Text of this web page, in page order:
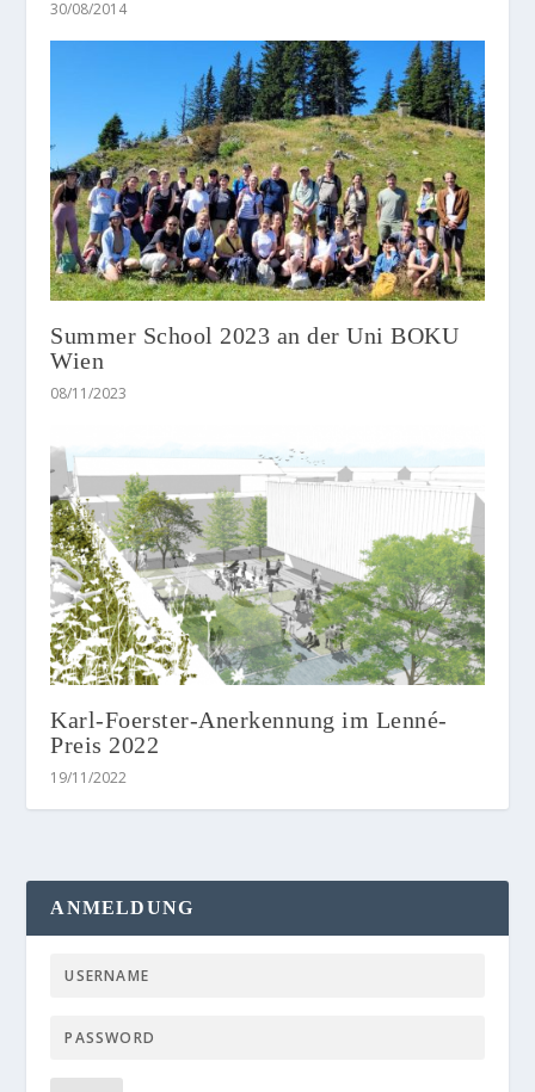
30/08/2014
Summer School 2023 an der Uni BOKU
Wien
08/11/2023
Karl-Foerster-Anerkennung im Lenné-
Preis 2022
19/11/2022
ANMELDUNG